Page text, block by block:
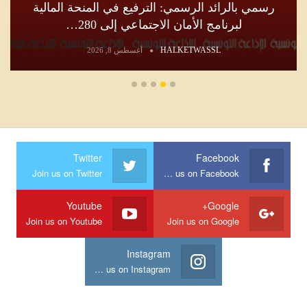
رسمي بالرائد الرسمي: الترفيع في المنحة المالية
لبرنامج الأمان الاجتماعي إلى 280…
HALKETWASSL أغسطس 8, 2026
Facebook
Join us on Facebook
Twitter
Join us on Twitter
Google+
Join us on Google
Youtube
Join us on Youtube
Instagram
Join us on Instagram